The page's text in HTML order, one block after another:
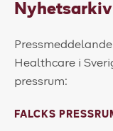
Nyhetsarkiv
Healthcare i
pressrum:
FALCKS